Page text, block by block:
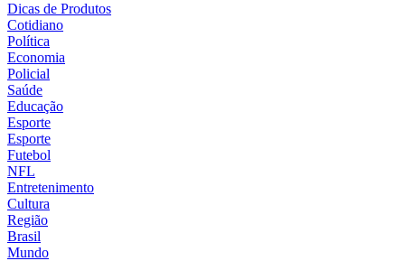
Dicas de Produtos
Cotidiano
Política
Economia
Policial
Saúde
Educação
Esporte
Esporte
Futebol
NFL
Entretenimento
Cultura
Região
Brasil
Mundo